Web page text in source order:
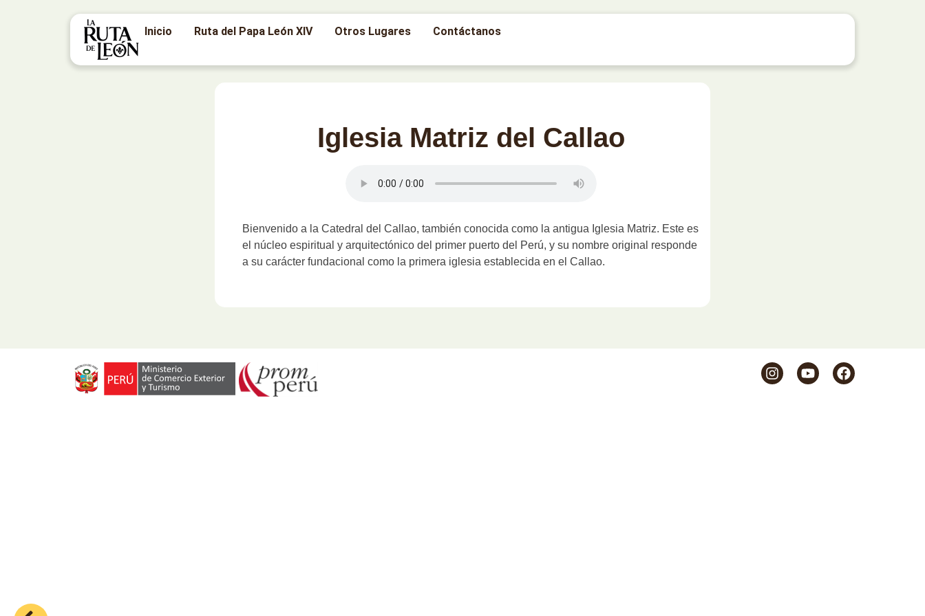
Inicio Ruta del Papa León XIV Otros Lugares Contáctanos
Iglesia Matriz del Callao
Bienvenido a la Catedral del Callao, también conocida como la antigua Iglesia Matriz. Este es
el núcleo espiritual y arquitectónico del primer puerto del Perú, y su nombre original responde
a su carácter fundacional como la primera iglesia establecida en el Callao.